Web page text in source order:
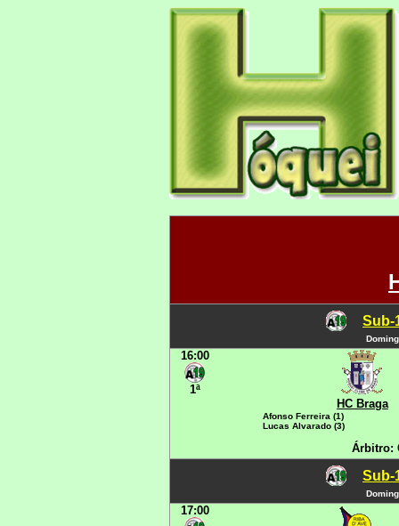
Sub-
16:00
1ª
HC Braga
Afonso Ferreira (1)
Lucas Alvarado (3)
Árbitro:
Sub-
17:00